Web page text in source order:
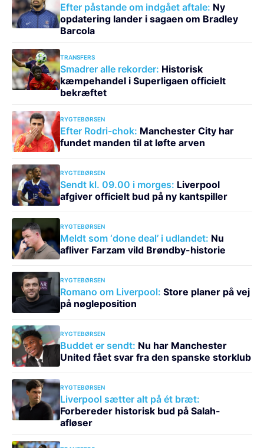
Efter påstande om indgået aftale: Ny
opdatering lander i sagaen om Bradley
Barcola
TRANSFERS
Smadrer alle rekorder: Historisk
kæmpehandel i Superligaen officielt
bekræftet
RYGTEBØRSEN
Efter Rodri-chok: Manchester City har
fundet manden til at løfte arven
RYGTEBØRSEN
Sendt kl. 09.00 i morges: Liverpool
afgiver officielt bud på ny kantspiller
RYGTEBØRSEN
Meldt som ‘done deal’ i udlandet: Nu
afliver Farzam vild Brøndby-historie
RYGTEBØRSEN
Romano om Liverpool: Store planer på vej
på nøgleposition
RYGTEBØRSEN
Buddet er sendt: Nu har Manchester
United fået svar fra den spanske storklub
RYGTEBØRSEN
Liverpool sætter alt på ét bræt:
Forbereder historisk bud på Salah-
afløser